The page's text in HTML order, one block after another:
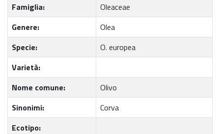
Famiglia:
Oleaceae
Genere:
Olea
Specie:
O. europea
Varietà:
Nome comune:
Olivo
Sinonimi:
Corva
Ecotipo: